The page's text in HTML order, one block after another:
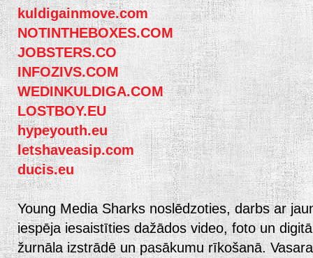
kuldigainmove.com
NOTINTHEBOXES.COM
JOBSTERS.CO
INFOZIVS.COM
WEDINKULDIGA.COM
LOSTBOY.EU
hypeyouth.eu
letshaveasip.com
ducis.eu
Young Media Sharks noslēdzoties, darbs ar
iespēja iesaistīties dažādos video, foto un
žurnāla izstrādē un pasākumu rīkošanā.